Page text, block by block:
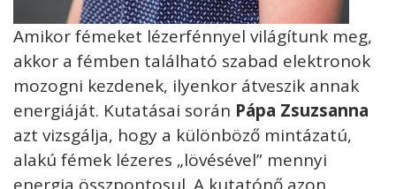
Amikor fémeket lézerfénnyel világítunk meg,
akkor a fémben található szabad elektronok
mozogni kezdenek, ilyenkor átveszik annak
energiáját. Kutatásai során Pápa Zsuzsanna
azt vizsgálja, hogy a különböző mintázatú,
alakú fémek lézeres „lövésével” mennyi